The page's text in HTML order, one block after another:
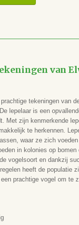
van
tekeningen van
lepelaar is een
Met zijn kenmerkende
te herkennen.
waar ze zich
in kolonies op
vogelsoort en dankzij
heeft de populatie
prachtige vogel om te